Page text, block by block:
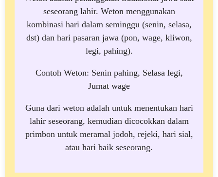
seseorang lahir. Weton menggunakan
kombinasi hari dalam seminggu (senin, selasa,
dst) dan hari pasaran jawa (pon, wage, kliwon,
legi, pahing).
Contoh Weton: Senin pahing, Selasa legi,
Jumat wage
Guna dari weton adalah untuk menentukan hari
lahir seseorang, kemudian dicocokkan dalam
primbon untuk meramal jodoh, rejeki, hari sial,
atau hari baik seseorang.